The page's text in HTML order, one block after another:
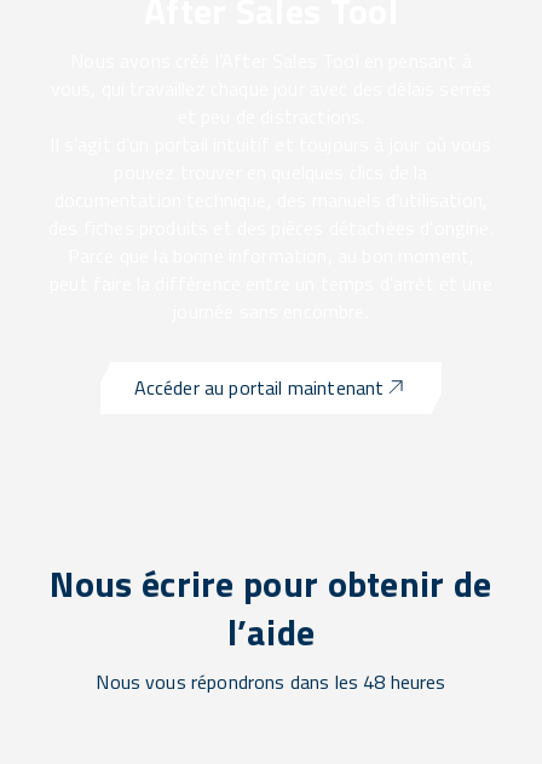
Accéder au portail maintenant
Nous écrire pour obtenir de
l’aide
Nous vous répondrons dans les 48 heures